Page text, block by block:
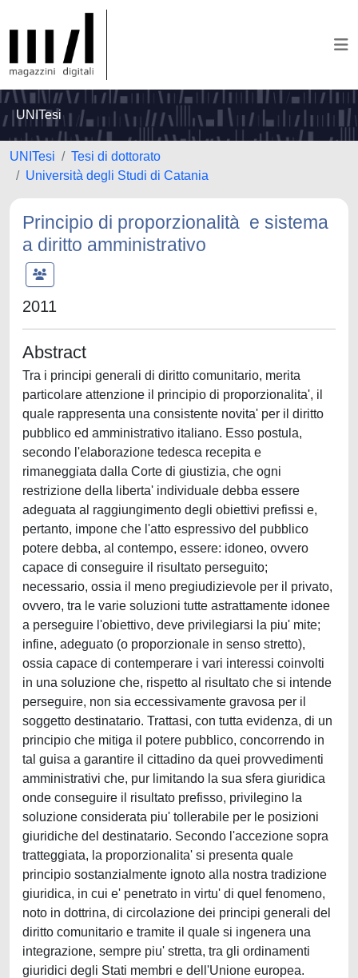
UNITesi
UNITesi
Tesi di dottorato
Università degli Studi di Catania
Principio di proporzionalità e sistema
a diritto amministrativo
2011
Abstract
Tra i principi generali di diritto comunitario, merita
particolare attenzione il principio di proporzionalita', il
quale rappresenta una consistente novita' per il diritto
pubblico ed amministrativo italiano. Esso postula,
secondo l'elaborazione tedesca recepita e
rimaneggiata dalla Corte di giustizia, che ogni
restrizione della liberta' individuale debba essere
adeguata al raggiungimento degli obiettivi prefissi e,
pertanto, impone che l'atto espressivo del pubblico
potere debba, al contempo, essere: idoneo, ovvero
capace di conseguire il risultato perseguito;
necessario, ossia il meno pregiudizievole per il privato,
ovvero, tra le varie soluzioni tutte astrattamente idonee
a perseguire l'obiettivo, deve privilegiarsi la piu' mite;
infine, adeguato (o proporzionale in senso stretto),
ossia capace di contemperare i vari interessi coinvolti
in una soluzione che, rispetto al risultato che si intende
perseguire, non sia eccessivamente gravosa per il
soggetto destinatario. Trattasi, con tutta evidenza, di un
principio che mitiga il potere pubblico, concorrendo in
tal guisa a garantire il cittadino da quei provvedimenti
amministrativi che, pur limitando la sua sfera giuridica
onde conseguire il risultato prefisso, privilegino la
soluzione considerata piu' tollerabile per le posizioni
giuridiche del destinatario. Secondo l'accezione sopra
tratteggiata, la proporzionalita' si presenta quale
principio sostanzialmente ignoto alla nostra tradizione
giuridica, in cui e' penetrato in virtu' di quel fenomeno,
noto in dottrina, di circolazione dei principi generali del
diritto comunitario e tramite il quale si ingenera una
integrazione, sempre piu' stretta, tra gli ordinamenti
giuridici degli Stati membri e dell'Unione europea.